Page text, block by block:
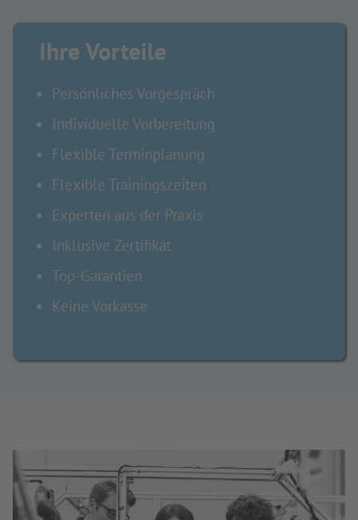
Ihre Vorteile
Persönliches Vorgespräch
Individuelle Vorbereitung
Flexible Terminplanung
Flexible Trainingszeiten
Experten aus der Praxis
Inklusive Zertifikat
Top-Garantien
Keine Vorkasse